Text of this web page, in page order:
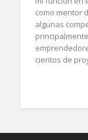
como mentor
algunas
cientos de